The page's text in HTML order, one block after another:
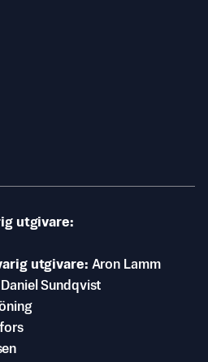
utgivare
utgivare Aron Lamm
Daniel Sundqvist